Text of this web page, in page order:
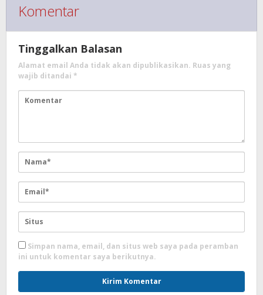
Komentar
Tinggalkan Balasan
Alamat email Anda tidak akan dipublikasikan. Ruas yang
wajib ditandai *
Simpan nama, email, dan situs web saya pada peramban
ini untuk komentar saya berikutnya.